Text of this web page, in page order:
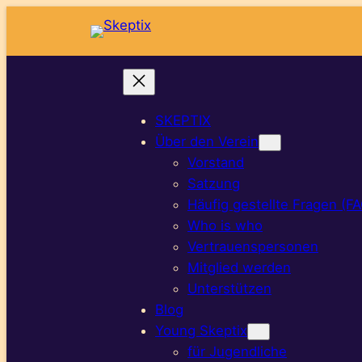
SKEPTIX
Über den Verein
Vorstand
Satzung
Häufig gestellte Fragen
Who is who
Vertrauenspersonen
Mitglied werden
Unterstützen
Blog
Young Skeptix
für Jugendliche